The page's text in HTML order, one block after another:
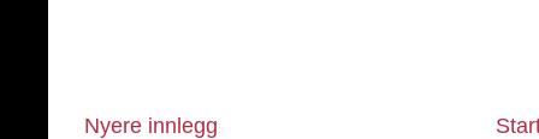
Nyere innlegg